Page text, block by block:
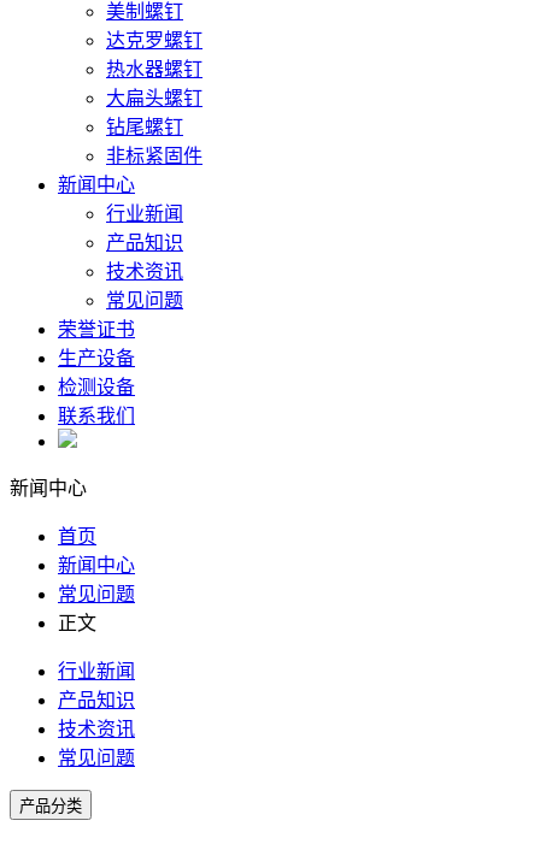
美制螺钉
达克罗螺钉
热水器螺钉
大扁头螺钉
钻尾螺钉
非标紧固件
新闻中心
行业新闻
产品知识
技术资讯
常见问题
荣誉证书
生产设备
检测设备
联系我们
新闻中心
首页
新闻中心
常见问题
正文
行业新闻
产品知识
技术资讯
常见问题
产品分类